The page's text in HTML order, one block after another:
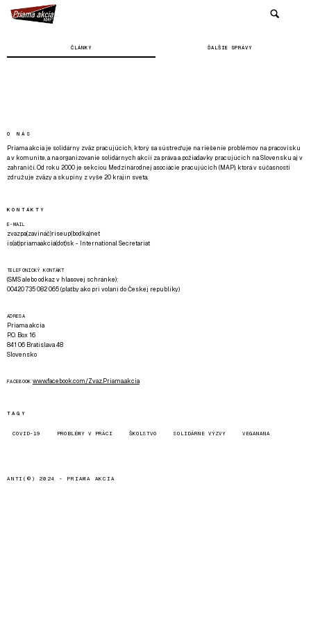
ČLÁNKY ĎALŠIE SPRÁVY
O NÁS
Priama akcia je solidárny zväz pracujúcich, ktorý sa sústreďuje na riešenie problémov na pracovisku
a v komunite, a na organizovanie solidárnych akcií za práva a požiadavky pracujúcich na Slovensku aj v
zahraničí. Od roku 2000 je sekciou Medzinárodnej asociácie pracujúcich (MAP), ktorá v súčasnosti
združuje zväzy a skupiny z vyše 20 krajín sveta.
KONTAKTY
E-MAIL
zvazpa(zavináč)riseup(bodka)net
is(at)priamaakcia(dot)sk - International Secretariat
TELEFONICKÝ KONTAKT
(SMS alebo odkaz v hlasovej schránke):
00420 735 082 065 (platby ako pri volaní do Českej republiky)
ADRESA
Priama akcia
P.O. Box 16
841 06 Bratislava 48
Slovensko
FACEBOOK www.facebook.com/Zvaz.Priama.akcia
TAGY
COVID-19 PROBLÉMY V PRÁCI ŠKOLSTVO SOLIDÁRNE VÝZVY VEGANANA
ANTI(©) 2024 - PRIAMA AKCIA